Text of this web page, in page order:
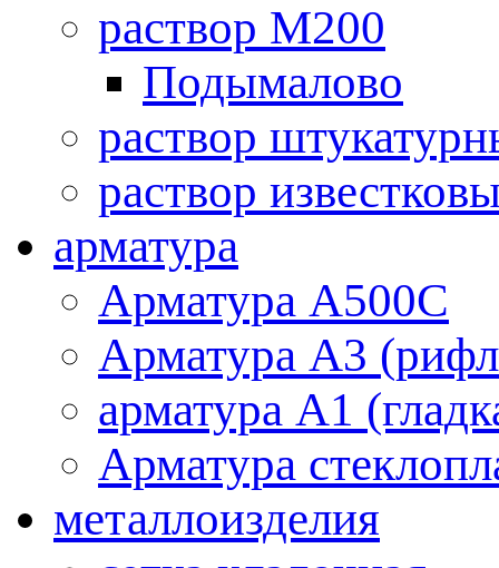
раствор М200
Подымалово
раствор
раствор
арматура
Aрматура A500C
Арматура А3
арматура А1
Арматура
металлоизделия